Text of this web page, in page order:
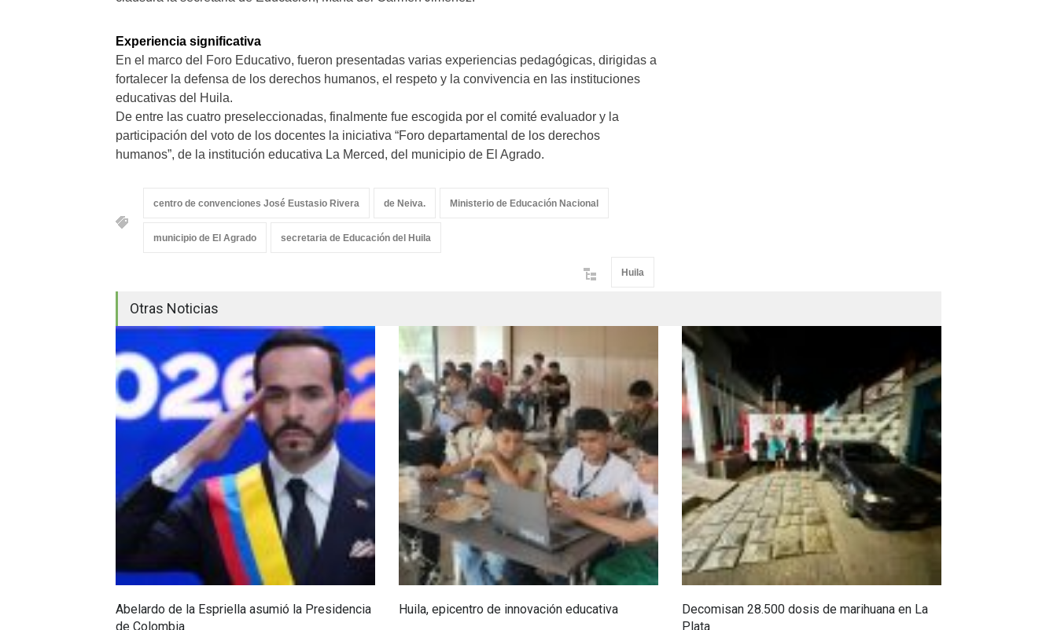
Experiencia significativa
En el marco del Foro Educativo, fueron presentadas varias experiencias pedagógicas, dirigidas a
fortalecer la defensa de los derechos humanos, el respeto y la convivencia en las instituciones
educativas del Huila.
De entre las cuatro preseleccionadas, finalmente fue escogida por el comité evaluador y la
participación del voto de los docentes la iniciativa “Foro departamental de los derechos
humanos”, de la institución educativa La Merced, del municipio de El Agrado.
centro de convenciones José Eustasio Rivera de Neiva. Ministerio de Educación Nacional
municipio de El Agrado secretaria de Educación del Huila
Huila
Otras Noticias
Abelardo de la Espriella asumió la Presidencia
de Colombia
Huila, epicentro de innovación educativa
Decomisan 28.500 dosis de marihuana en La
Plata